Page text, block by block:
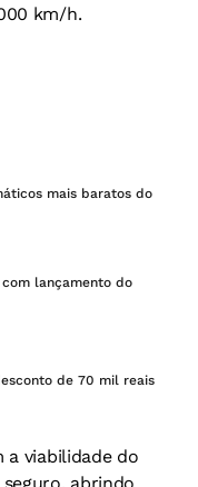
km/h.
mais baratos do
lançamento do
de 70 mil reais
a viabilidade do